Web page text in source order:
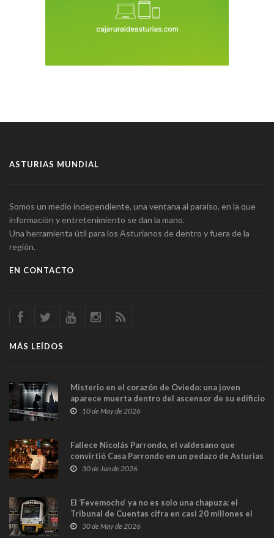
ASTURIAS MUNDIAL
Somos un medio independiente, una ventana al paraíso, en la que
información y entretenimiento se dan la mano.
Una herramienta útil para los Asturianos de dentro y fuera de la
región.
EN CONTACTO
MÁS LEÍDOS
Misterio en el corazón de Oviedo: una joven
aparece muerta dentro del ascensor de su edificio
y las cámaras captan sus últimos minutos
10 de May de 2026
Fallece Nicolás Parrondo, el valdesano que
convirtió Casa Parrondo en un pedazo de Asturias
en Madrid
30 de Jun de 2026
El ‘Fevemocho’ ya no es solo una chapuza: el
Tribunal de Cuentas cifra en casi 20 millones el
sobrecoste de los trenes que no cabían por los
30 de May de 2026